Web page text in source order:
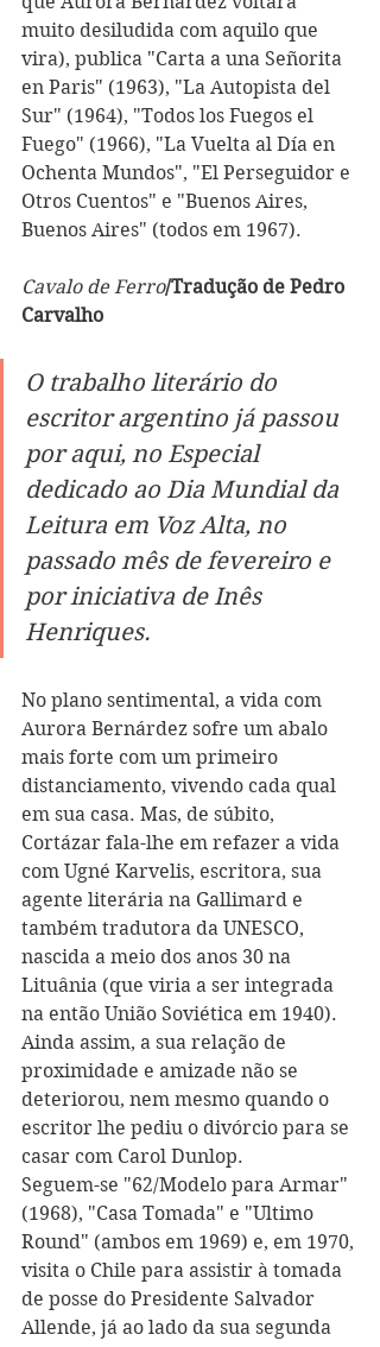
muito desiludida com aquilo que
vira), publica "Carta a una Señorita
en Paris" (1963), "La Autopista del
Sur" (1964), "Todos los Fuegos el
Fuego" (1966), "La Vuelta al Día en
Ochenta Mundos", "El Perseguidor e
Otros Cuentos" e "Buenos Aires,
Buenos Aires" (todos em 1967).
Cavalo de Ferro/Tradução de Pedro
Carvalho
O trabalho literário do
escritor argentino já passou
por aqui, no Especial
dedicado ao Dia Mundial da
Leitura em Voz Alta, no
passado mês de fevereiro e
por iniciativa de Inês
Henriques.
No plano sentimental, a vida com
Aurora Bernárdez sofre um abalo
mais forte com um primeiro
distanciamento, vivendo cada qual
em sua casa. Mas, de súbito,
Cortázar fala-lhe em refazer a vida
com Ugné Karvelis, escritora, sua
agente literária na Gallimard e
também tradutora da UNESCO,
nascida a meio dos anos 30 na
Lituânia (que viria a ser integrada
na então União Soviética em 1940).
Ainda assim, a sua relação de
proximidade e amizade não se
deteriorou, nem mesmo quando o
escritor lhe pediu o divórcio para se
casar com Carol Dunlop.
Seguem-se "62/Modelo para Armar"
(1968), "Casa Tomada" e "Ultimo
Round" (ambos em 1969) e, em 1970,
visita o Chile para assistir à tomada
de posse do Presidente Salvador
Allende, já ao lado da sua segunda